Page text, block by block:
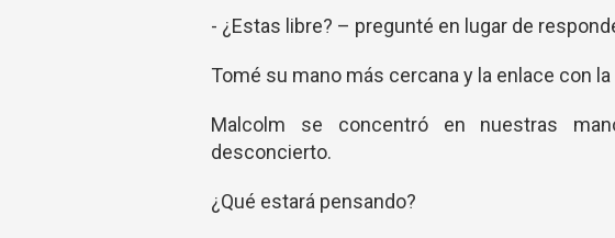
- ¿Estas libre? – pregunté en lugar de
Tomé su mano más cercana y la enlace con
Malcolm se concentró en nuestras
desconcierto.
¿Qué estará pensando?